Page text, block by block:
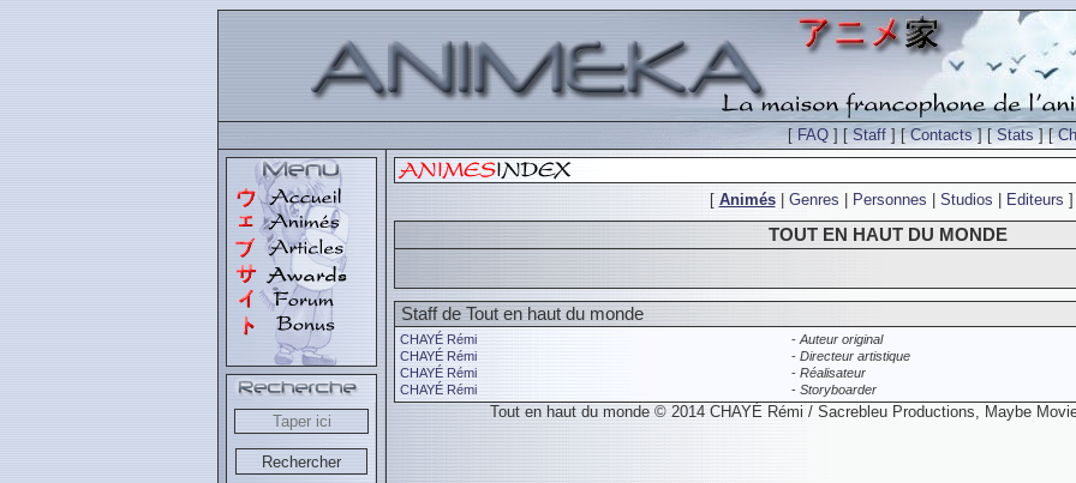
[FAQ ] [Staff ] [Contacts] [Stats] [
[ Animés| Genres Personnes Studios Editeurs ]
TOUT EN HAUT DU MONDE
Staff de Tout en haut du monde
CHAYÉ Rémi - Auteur original
CHAYÉ Rémi
- Directeur artistique
CHAYÉ Rémi
- Réalisateur
CHAYÉ Rémi
- Storyboarder
Tout en haut du monde © 2014 CHAYÉ Rémi / Sacrebleu Productions, Maybe